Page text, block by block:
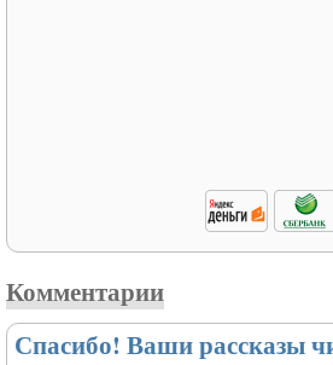
Комментарии
Спасибо! Ваши рассказы